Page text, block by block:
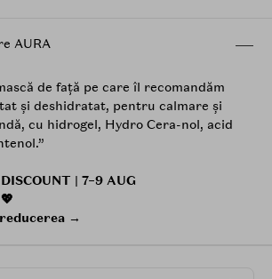
AURA
de față pe care îl recomandăm
și deshidratat, pentru calmare și
cu hidrogel, Hydro Cera-nol, acid
| 7–9 AUG
→